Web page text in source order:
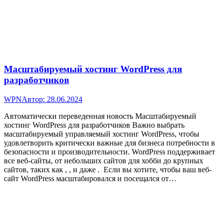
Масштабируемый хостинг WordPress для
разработчиков
WPNАвтор: 28.06.2024
Автоматически переведенная новость Масштабируемый
хостинг WordPress для разработчиков Важно выбрать
масштабируемый управляемый хостинг WordPress, чтобы
удовлетворить критически важные для бизнеса потребности в
безопасности и производительности. WordPress поддерживает
все веб-сайты, от небольших сайтов для хобби до крупных
сайтов, таких как , , и даже . Если вы хотите, чтобы ваш веб-
сайт WordPress масштабировался и посещался от…